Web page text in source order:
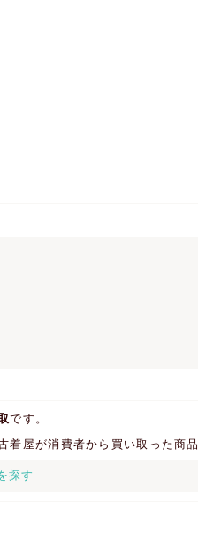
です。
着屋が消費者から買い取った商品
探す